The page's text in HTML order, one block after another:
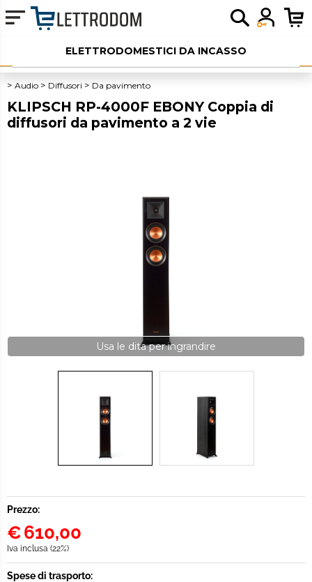
ELETTRODOMESTICI DA INCASSO
ELETTRODOMESTICI LIBERA INSTALLAZIONE
PICCOLI ELETTRODOMESTICI
OUTLET
Audio Diffusori Da pavimento
KLIPSCH RP-4000F EBONY Coppia di
diffusori da pavimento a 2 vie
Usa le dita per ingrandire
Prezzo:
€610,00
Iva inclusa (22%)
Spese di trasporto: